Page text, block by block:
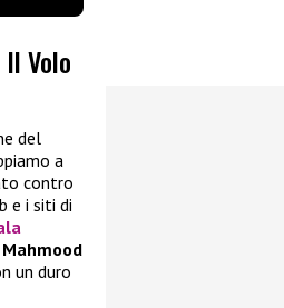
Volo
del
a
contro
e i siti di
Mahmood
un duro